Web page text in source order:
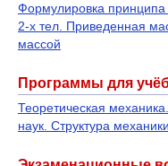
Формулировка принципа
2-х тел. Приведенная
массой
Программы для
Теоретическая
наук. Структура механики